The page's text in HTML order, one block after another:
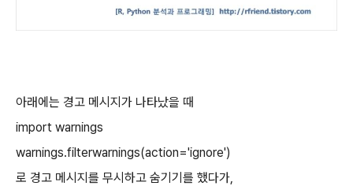
아래에는 경고 메시지가 나타났을 때
import warnings
warnings.filterwarnings(action='ignore')
로 경고 메시지를 무시하고 숨기기를 했다가,